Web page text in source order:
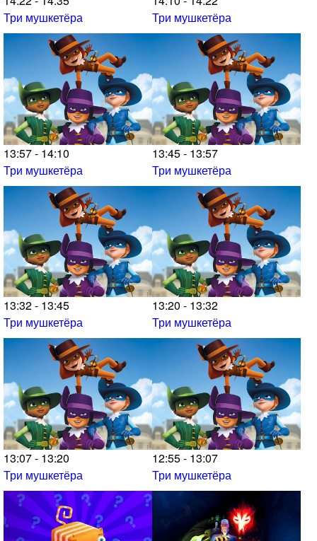
Три мушкетёра
Три мушкетёра
13:57 - 14:10
Три мушкетёра
13:45 - 13:57
Три мушкетёра
13:32 - 13:45
Три мушкетёра
13:20 - 13:32
Три мушкетёра
13:07 - 13:20
Три мушкетёра
12:55 - 13:07
Три мушкетёра